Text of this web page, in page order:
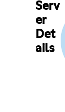
Serv
er
Det
ails